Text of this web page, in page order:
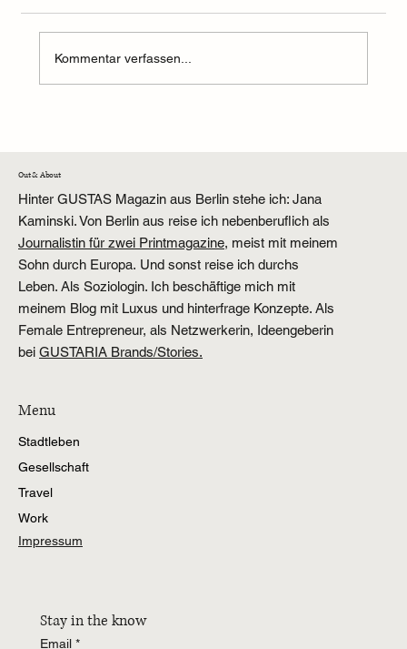
Kommentar verfassen...
Out & About
Hinter GUSTAS Magazin aus Berlin stehe ich: Jana
Kaminski. Von Berlin aus reise ich nebenberuflich als
Journalistin für zwei Printmagazine, meist mit meinem
Sohn durch Europa. Und sonst reise ich durchs
Leben. Als Soziologin. Ich beschäftige mich mit
meinem Blog mit Luxus und hinterfrage Konzepte. Als
Female Entrepreneur, als Netzwerkerin, Ideengeberin
bei GUSTARIA Brands/Stories.
Menu
Stadtleben
Gesellschaft
Travel
Work
Impressum
Stay in the know
Email *